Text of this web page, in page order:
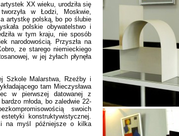
XX wieku, urodziła się
w Łodzi, Moskwie,
artystkę polską, bo po ślubie
polskie obywatelstwo i
w tym kraju, nie sposób
narodowością. Przyszła na
ze starego niemieckiego
w jej żyłach płynęła
Szkole Malarstwa, Rzeźby i
tam Mieczysława
w pierwszej datowanej z
młoda, bo zaledwie 22-
swoich
konstruktywistycznej.
na myśl późniejsze o kilka